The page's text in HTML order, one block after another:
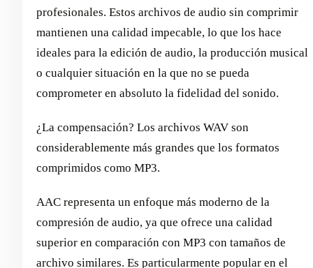
profesionales. Estos archivos de audio sin comprimir
mantienen una calidad impecable, lo que los hace
ideales para la edición de audio, la producción musical
o cualquier situación en la que no se pueda
comprometer en absoluto la fidelidad del sonido.
¿La compensación? Los archivos WAV son
considerablemente más grandes que los formatos
comprimidos como MP3.
AAC representa un enfoque más moderno de la
compresión de audio, ya que ofrece una calidad
superior en comparación con MP3 con tamaños de
archivo similares. Es particularmente popular en el